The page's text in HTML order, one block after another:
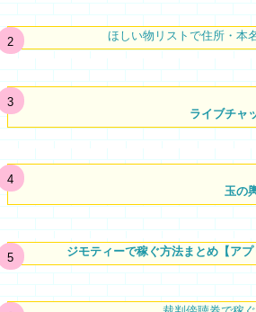
ほしい物リストで住所・本
ライブチャ
玉の
ジモティーで稼ぐ方法まとめ【アプ